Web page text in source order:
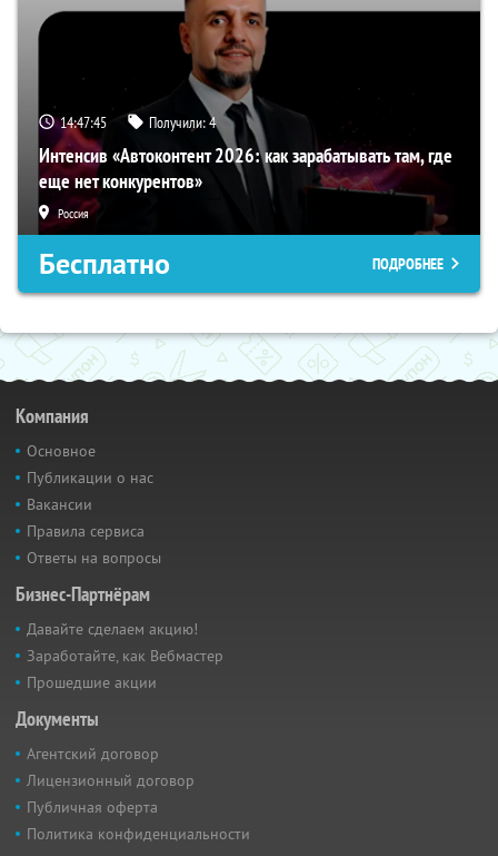
14:47:43 Получили:4
Интенсив «Автоконтент 2026: как зарабатывать там, где
еще нет конкурентов»
Россия
Бесплатно ПОДРОБНЕЕ
Компания
Основное
Публикации о нас
Вакансии
Правила сервиса
Ответы на вопросы
Бизнес-Партнёрам
Давайте сделаем акцию!
Заработайте, как Вебмастер
Прошедшие акции
Документы
Агентский договор
Лицензионный договор
Публичная оферта
Политика конфиденциальности